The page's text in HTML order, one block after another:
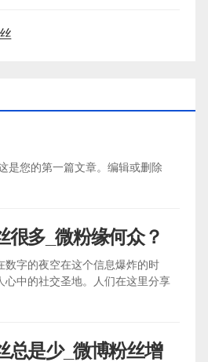
是您的第一篇文章。编辑或删除
很多_微粉缘何众？
数字的夜空在这个信息爆炸的时
心中的社交圣地。人们在这里分享
总是少_微博粉丝增